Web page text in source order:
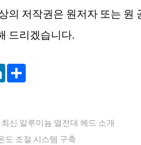
의 저작권은 원저자 또는 원
드리겠습니다.
LinkedInShare
신 알루미늄 열전대 헤드 소개
도 조절 시스템 구축